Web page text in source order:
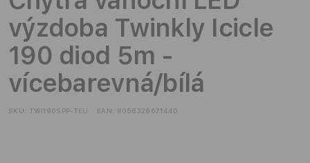
výzdoba Twinkly Icicle
190 diod 5m -
vícebarevná/bílá
SKU: TWI190SPP-TEU EAN: 8056326671440